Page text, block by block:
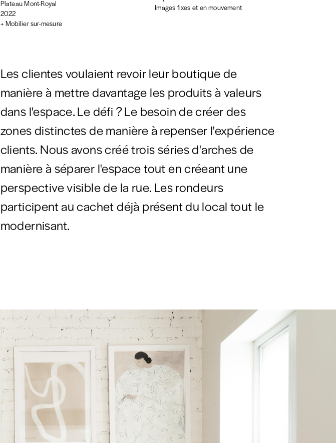
Plateau Mont-Royal
2022
+ Mobilier sur-mesure
Images fixes et en mouvement
Les clientes voulaient revoir leur boutique de
manière à mettre davantage les produits à valeurs
dans l'espace. Le défi ? Le besoin de créer des
zones distinctes de manière à repenser l'expérience
clients. Nous avons créé trois séries d'arches de
manière à séparer l'espace tout en créeant une
perspective visible de la rue. Les rondeurs
participent au cachet déjà présent du local tout le
modernisant.